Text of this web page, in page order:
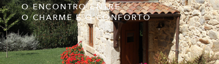
O ENCONTRO ENTRE
O CHARME E O CONFORTO